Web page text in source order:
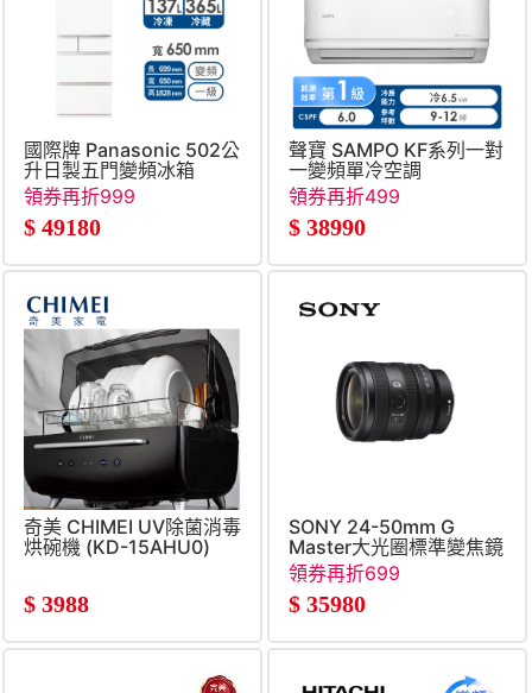
國際牌 Panasonic 502公
升日製五門變頻冰箱
領券再折999
$ 49180
聲寶 SAMPO KF系列一對
一變頻單冷空調
領券再折499
$ 38990
奇美 CHIMEI UV除菌消毒
烘碗機 (KD-15AHU0)
$ 3988
SONY 24-50mm G
Master大光圈標準變焦鏡
領券再折699
$ 35980